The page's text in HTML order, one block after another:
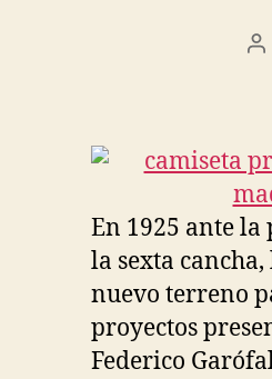
En 1925 ante
la sexta
nuevo terreno
proyectos
Federico